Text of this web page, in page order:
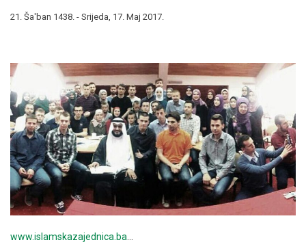
21. Ša'ban 1438. - Srijeda, 17. Maj 2017.
www.islamskazajednica.ba